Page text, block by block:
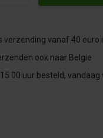
verzending vanaf 40 euro
ook naar Belgie
uur besteld, vandaag